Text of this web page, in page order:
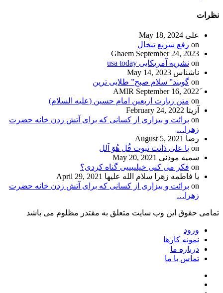
نظرات
علی May 18, 2024
on رفع سریع تبخال
Ghaem September 24, 2023
on نشریه آمریکایی usa today
ناشناس May 14, 2023
on گویند” سلام صبح” طلایی ترین
September 16, 2022
on متن زیارت اربعین امام حسین (علیه السلام)
آزیتا February 24, 2022
on برائت و بیزاری از کسانی که برای آتش زدن خانه حضرت
زهرا…
رضا August 5, 2021
on یا علی ذاتت ثبوت قُل هُوَ اَلل
سمیه موذنی May 20, 2021
on فکر می کنی خیلییییی گناه کردی؟
یا فاطمه زهرا سلام الله علیها April 29, 2021
on برائت و بیزاری از کسانی که برای آتش زدن خانه حضرت
زهرا…
تمامی حقوق این وب سایت متعلق به مقتدر مظلوم می باشد
ورود
نمونه کارها
درباره ما
تماس با ما